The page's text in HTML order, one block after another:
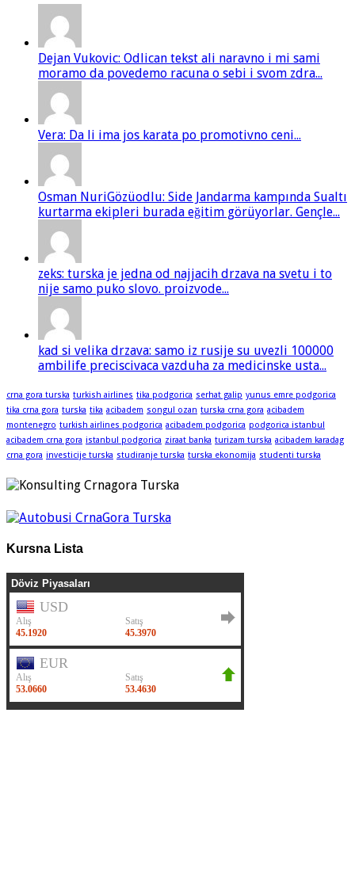
Dejan Vukovic: Odlican tekst ali naravno i mi sami
moramo da povedemo racuna o sebi i svom zdra...
Vera: Da li ima jos karata po promotivno ceni...
Osman NuriGözüodlu: Side Jandarma kampında Sualtı
kurtarma ekipleri burada eğitim görüyorlar. Gençle...
zeks: turska je jedna od najjacih drzava na svetu i to
nije samo puko slovo. proizvode...
kad si velika drzava: samo iz rusije su uvezli 100000
ambilife preciscivaca vazduha za medicinske usta...
crna gora turska turkish airlines tika podgorica serhat galip yunus emre podgorica
tika crna gora turska tika acibadem songul ozan turska crna gora acibadem
montenegro turkish airlines podgorica acibadem podgorica podgorica istanbul
acibadem crna gora istanbul podgorica ziraat banka turizam turska acibadem karadag
crna gora investicije turska studiranje turska turska ekonomija studenti turska
Kursna Lista